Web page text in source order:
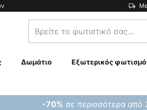
Βρείτε
το
σας...
Δωμάτιο Εξωτερικός
-70% σε περισσότερα από